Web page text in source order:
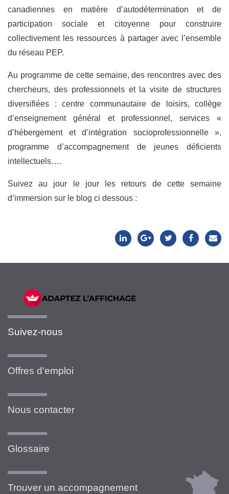
canadiennes en matière d’autodétermination et de
participation sociale et citoyenne pour construire
collectivement les ressources à partager avec l’ensemble
du réseau PEP.
Au programme de cette semaine, des rencontres avec des
chercheurs, des professionnels et la visite de structures
diversifiées : centre communautaire de loisirs, collège
d’enseignement général et professionnel, services «
d’hébergement et d’intégration socioprofessionnelle »,
programme d’accompagnement de jeunes déficients
intellectuels….
Suivez au jour le jour les retours de cette semaine
d’immersion sur le blog ci dessous :
Suivez-nous
Offres d’emploi
Nous contacter
Glossaire
Trouver un accompagnement